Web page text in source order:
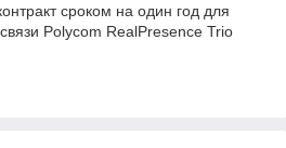
сроком на один год для
Polycom RealPresence Trio